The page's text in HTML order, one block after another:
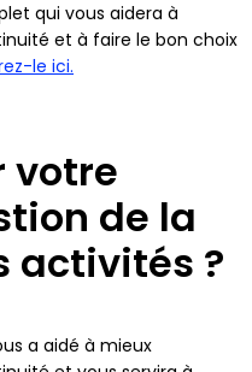
qui vous aidera à
et à faire le bon choix
le ici.
votre
de la
activités ?
a aidé à mieux